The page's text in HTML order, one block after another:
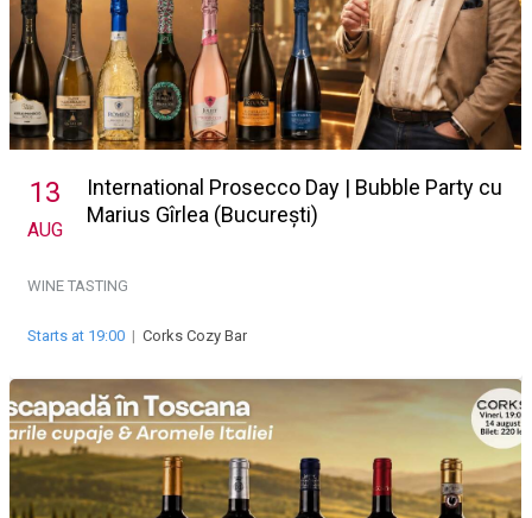
13
AUG
International Prosecco Day | Bubble Party cu
Marius Gîrlea (București)
WINE TASTING
Starts at 19:00 | Corks Cozy Bar